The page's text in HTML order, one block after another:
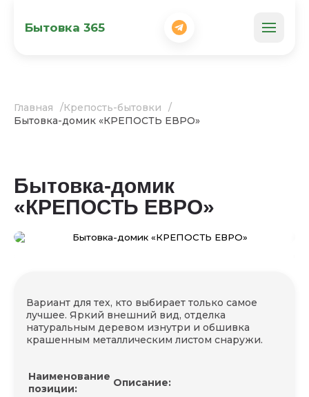
Бытовка 365
Главная
Крепость-бытовки
Бытовка-домик «КРЕПОСТЬ ЕВРО»
Бытовка-домик
«КРЕПОСТЬ ЕВРО»
Вариант для тех, кто выбирает только самое
лучшее. Яркий внешний вид, отделка
натуральным деревом изнутри и обшивка
крашенным металлическим листом снаружи.
Наименование
позиции:
Описание: